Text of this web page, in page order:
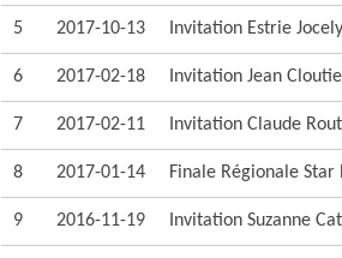
5 2017-10-13 Invitation Estrie
6 2017-02-18 Invitation Jean
7 2017-02-11 Invitation Claude
8 2017-01-14 Finale Régionale Star
9 2016-11-19 Invitation Suzanne